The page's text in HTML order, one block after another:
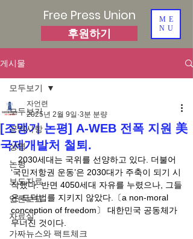
Free Press Union
후원하기
ME
NU
게시물
모두보기
공지사항
성명
논평
보도자료
언론보도
자료실
가짜뉴스와 팩트체크
모두보기
[조맹기 논평] A-WEB 전폭 지원 美
국제개발처 철퇴.
자언련
2025년 2월 9일 3분 분량
2030세대는 국위를 선양하고 있다. 더불어
‘국민저항권 운동’은 2030대가 주축이 되기 시
작했다. 반면 4050세대 자유를 누렸으나, 그들
은 도덕법를 지키지 않았다.〔a non-moral
conception of freedom〕 대한민국 공동체가
무너진 것이다.